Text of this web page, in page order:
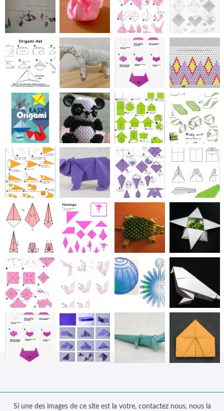
Si une des images de ce site est la votre, contactez nous, nous la